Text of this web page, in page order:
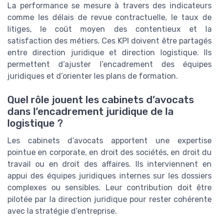
La performance se mesure à travers des indicateurs
comme les délais de revue contractuelle, le taux de
litiges, le coût moyen des contentieux et la
satisfaction des métiers. Ces KPI doivent être partagés
entre direction juridique et direction logistique. Ils
permettent d’ajuster l’encadrement des équipes
juridiques et d’orienter les plans de formation.
Quel rôle jouent les cabinets d’avocats
dans l’encadrement juridique de la
logistique ?
Les cabinets d’avocats apportent une expertise
pointue en corporate, en droit des sociétés, en droit du
travail ou en droit des affaires. Ils interviennent en
appui des équipes juridiques internes sur les dossiers
complexes ou sensibles. Leur contribution doit être
pilotée par la direction juridique pour rester cohérente
avec la stratégie d’entreprise.